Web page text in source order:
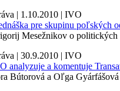
| 1.10.2010 | IVO
pre skupinu poľských
Mesežnikov o politických
| 30.9.2010 | IVO
analyzuje a komentuje
Bútorová a Oľga